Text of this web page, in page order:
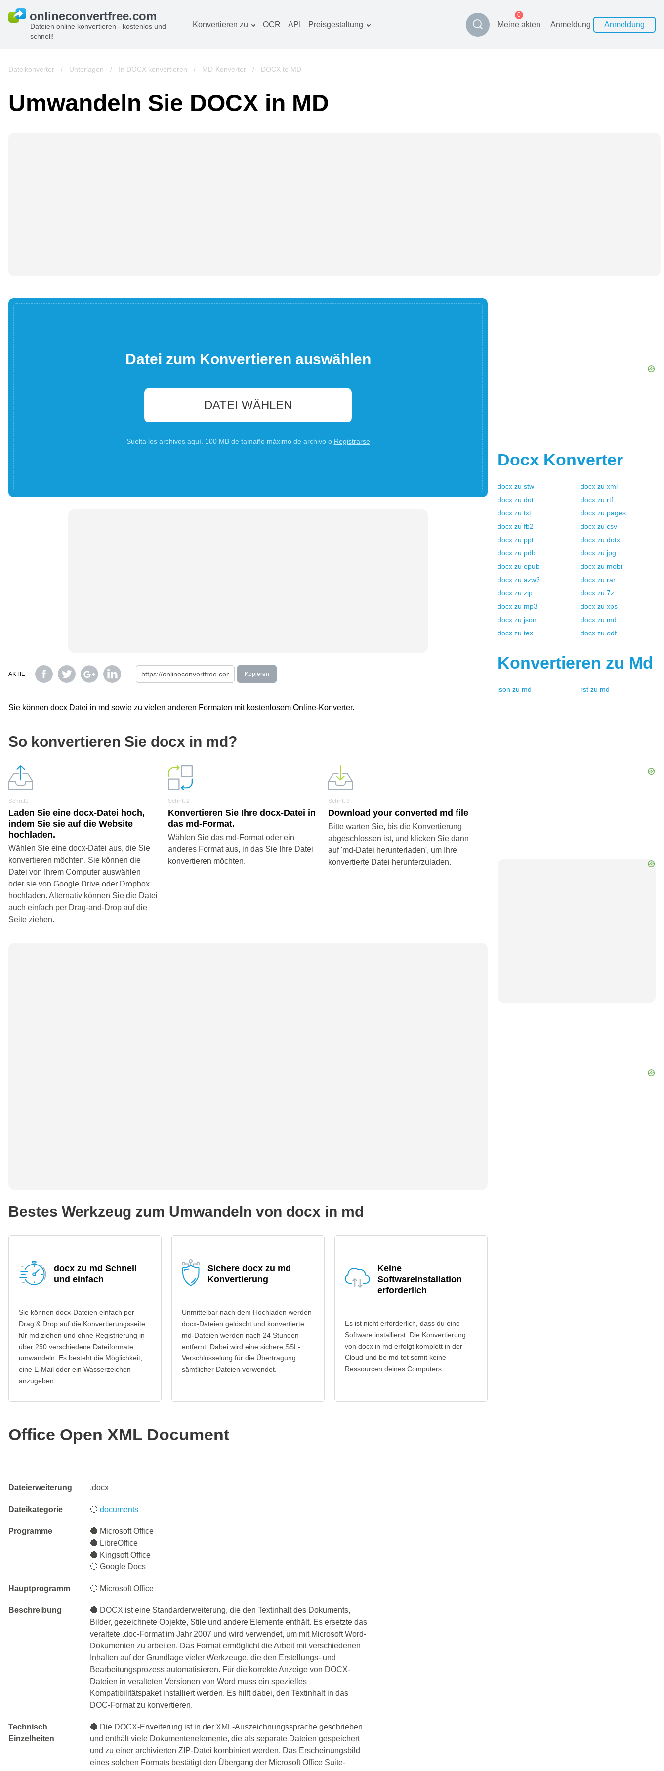
Dateien online konvertieren - kostenlos und
schnell!
Konvertieren zu
Bilderkonverter
Bücherkonverter
OCR API Preisgestaltung Meine akten
0
Anmeldung Anmeldung
Dateikonverter / Unterlagen / In DOCX konvertieren / MD-Konverter / DOCX to MD
Umwandeln Sie DOCX in MD
Datei zum Konvertieren auswählen
DATEI WÄHLEN
Suelta los archivos aquí. 100 MB de tamaño máximo de archivo o Registrarse
AKTIE Kopieren
Sie können docx Datei in md sowie zu vielen anderen Formaten mit kostenlosem Online-Konverter.
So konvertieren Sie docx in md?
Schritt1
Laden Sie eine docx-Datei hoch,
indem Sie sie auf die Website
hochladen.
Wählen Sie eine docx-Datei aus, die Sie
konvertieren möchten. Sie können die
Datei von Ihrem Computer auswählen
oder sie von Google Drive oder Dropbox
hochladen. Alternativ können Sie die Datei
auch einfach per Drag-and-Drop auf die
Seite ziehen.
Schritt 2
Konvertieren Sie Ihre docx-Datei in
das md-Format.
Wählen Sie das md-Format oder ein
anderes Format aus, in das Sie Ihre Datei
konvertieren möchten.
Schritt 3
Download your converted md file
Bitte warten Sie, bis die Konvertierung
abgeschlossen ist, und klicken Sie dann
auf 'md-Datei herunterladen', um Ihre
konvertierte Datei herunterzuladen.
Bestes Werkzeug zum Umwandeln von docx in md
docx zu md Schnell
und einfach
Sie können docx-Dateien einfach per
Drag & Drop auf die Konvertierungsseite
für md ziehen und ohne Registrierung in
über 250 verschiedene Dateiformate
umwandeln. Es besteht die Möglichkeit,
eine E-Mail oder ein Wasserzeichen
anzugeben.
Sichere docx zu md
Konvertierung
Unmittelbar nach dem Hochladen werden
docx-Dateien gelöscht und konvertierte
md-Dateien werden nach 24 Stunden
entfernt. Dabei wird eine sichere SSL-
Verschlüsselung für die Übertragung
sämtlicher Dateien verwendet.
Keine
Softwareinstallation
erforderlich
Es ist nicht erforderlich, dass du eine
Software installierst. Die Konvertierung
von docx in md erfolgt komplett in der
Cloud und be md tet somit keine
Ressourcen deines Computers.
Office Open XML Document
Dateierweiterung .docx
Dateikategorie 🔵documents
Programme
🔵 Microsoft Office
🔵 LibreOffice
🔵 Kingsoft Office
🔵 Google Docs
Hauptprogramm 🔵 Microsoft Office
Beschreibung
🔵 DOCX ist eine Standarderweiterung, die den Textinhalt des Dokuments,
Bilder, gezeichnete Objekte, Stile und andere Elemente enthält. Es ersetzte das
veraltete .doc-Format im Jahr 2007 und wird verwendet, um mit Microsoft Word-
Dokumenten zu arbeiten. Das Format ermöglicht die Arbeit mit verschiedenen
Inhalten auf der Grundlage vieler Werkzeuge, die den Erstellungs- und
Bearbeitungsprozess automatisieren. Für die korrekte Anzeige von DOCX-
Dateien in veralteten Versionen von Word muss ein spezielles
Kompatibilitätspaket installiert werden. Es hilft dabei, den Textinhalt in das
DOC-Format zu konvertieren.
Technisch
Einzelheiten
🔵 Die DOCX-Erweiterung ist in der XML-Auszeichnungssprache geschrieben
und enthält viele Dokumentenelemente, die als separate Dateien gespeichert
und zu einer archivierten ZIP-Datei kombiniert werden. Das Erscheinungsbild
eines solchen Formats bestätigt den Übergang der Microsoft Office Suite-
Docx Konverter
docx zu stw docx zu xml
docx zu dot docx zu rtf
docx zu txt docx zu pages
docx zu fb2 docx zu csv
docx zu ppt docx zu dotx
docx zu pdb docx zu jpg
docx zu epub docx zu mobi
docx zu azw3 docx zu rar
docx zu zip docx zu 7z
docx zu mp3 docx zu xps
docx zu json docx zu md
docx zu tex docx zu odf
Konvertieren zu Md
json zu md rst zu md